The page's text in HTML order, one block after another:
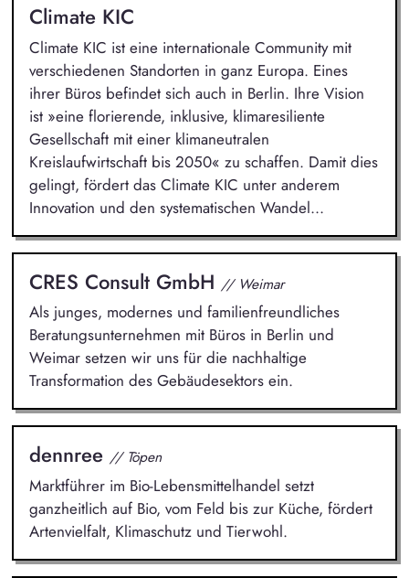
Climate KIC
Climate KIC ist eine internationale Community mit
verschiedenen Standorten in ganz Europa. Eines
ihrer Büros befindet sich auch in Berlin. Ihre Vision
ist »eine florierende, inklusive, klimaresiliente
Gesellschaft mit einer klimaneutralen
Kreislaufwirtschaft bis 2050« zu schaffen. Damit dies
gelingt, fördert das Climate KIC unter anderem
Innovation und den systematischen Wandel...
CRES Consult GmbH // Weimar
Als junges, modernes und familienfreundliches
Beratungsunternehmen mit Büros in Berlin und
Weimar setzen wir uns für die nachhaltige
Transformation des Gebäudesektors ein.
dennree // Töpen
Marktführer im Bio-Lebensmittelhandel setzt
ganzheitlich auf Bio, vom Feld bis zur Küche, fördert
Artenvielfalt, Klimaschutz und Tierwohl.